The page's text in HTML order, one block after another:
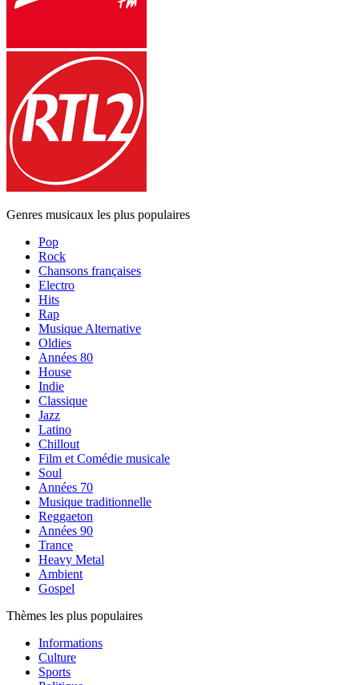
Genres musicaux les plus populaires
Pop
Rock
Chansons françaises
Electro
Hits
Rap
Musique Alternative
Oldies
Années 80
House
Indie
Classique
Jazz
Latino
Chillout
Film et Comédie musicale
Soul
Années 70
Musique traditionnelle
Reggaeton
Années 90
Trance
Heavy Metal
Ambient
Gospel
Thèmes les plus populaires
Informations
Culture
Sports